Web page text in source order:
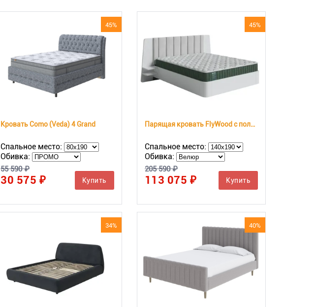
45%
Кровать Como (Veda) 4 Grand
Спальное место:
Обивка:
55 590 ₽
30 575 ₽ Купить
45%
Парящая кровать FlyWood с полками (береза)
Спальное место:
Обивка:
205 590 ₽
113 075 ₽ Купить
34% 40%